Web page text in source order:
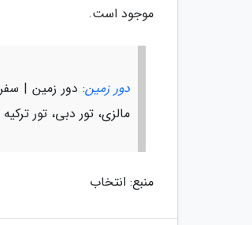
موجود است.
دور زمین: دور زمین | سفر
مالزی، تور دبی، تور ترکیه
منبع: انتخاب